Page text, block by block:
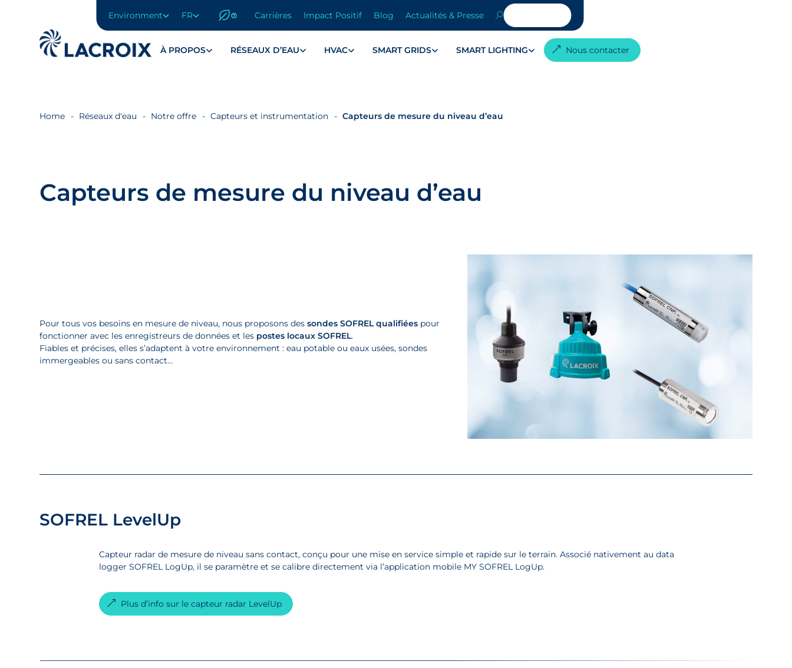
À PROPOS RÉSEAUX D’EAU HVAC SMART GRIDS SMART LIGHTING
Environment Carrières Impact Positif Blog Actualités & Presse
FR
Nous contacter
Home Réseaux d'eau Notre offre Capteurs et instrumentation Capteurs de mesure du niveau d’eau
Capteurs de mesure du niveau d’eau
Pour tous vos besoins en mesure de niveau, nous proposons dessondes SOFREL qualifiées pour
fonctionner avec les enregistreurs de données et les postes locaux SOFREL.
Fiables et précises, elles s’adaptent à votre environnement : eau potable ou eaux usées, sondes
immergeables ou sans contact…
SOFREL LevelUp
Capteur radar de mesure de niveau sans contact, conçu pour une mise en service simple et rapide sur le terrain. Associé nativement au data
logger SOFREL LogUp, il se paramètre et se calibre directement via l’application mobile MY SOFREL LogUp.
Plus d’info sur le capteur radar LevelUp